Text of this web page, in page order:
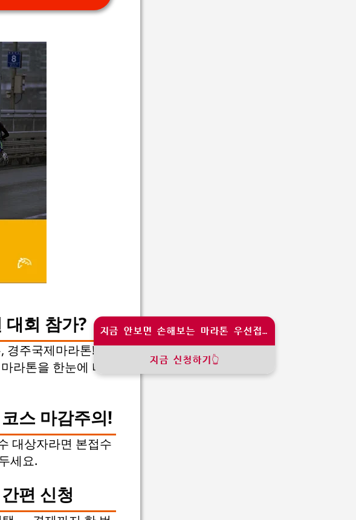
회 참가?
경주국제마라톤! 도
라톤을 한눈에 비교
스 마감주의!
대상자라면 본접수
세요.
편 신청
지금 안보면 손해보는 마라톤 우선접수 기회!
지금 신청하기👆